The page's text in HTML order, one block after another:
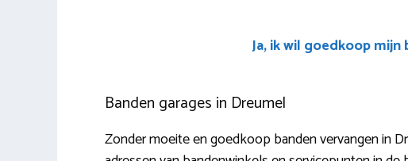
Ja, ik wil goedkoop
Banden garages in Dreumel
Zonder moeite en goedkoop banden vervangen in